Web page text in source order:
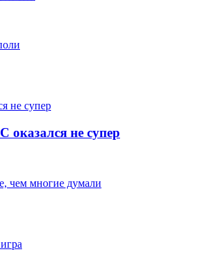
оказался не супер
чем многие думали